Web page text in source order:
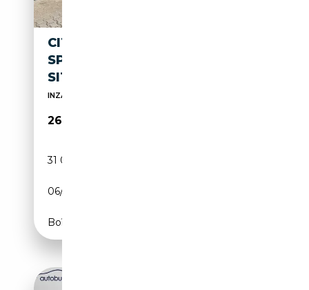
CITROEN SPACETOURER
SPACETOURER FEEL M *8-
SITZER*NAVI*
INZAHLUNGNAHME UND FINANZIERUNG MÖGLICH
26 990€
31 000 km
06/2018
Boîte manuelle